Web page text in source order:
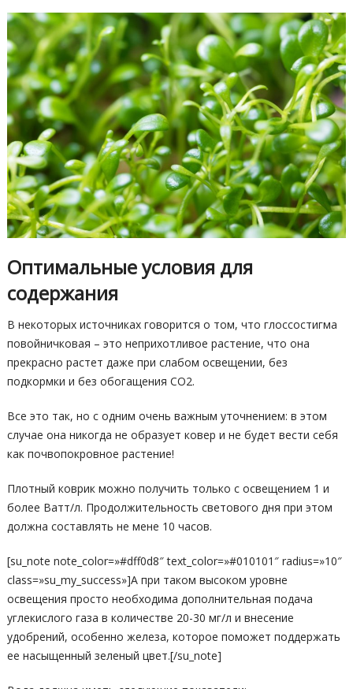
Оптимальные условия для
содержания
В некоторых источниках говорится о том, что глоссостигма
повойничковая – это неприхотливое растение, что она
прекрасно растет даже при слабом освещении, без
подкормки и без обогащения СО2.
Все это так, но с одним очень важным уточнением: в этом
случае она никогда не образует ковер и не будет вести себя
как почвопокровное растение!
Плотный коврик можно получить только с освещением 1 и
более Ватт/л. Продолжительность светового дня при этом
должна составлять не мене 10 часов.
[su_note note_color=»#dff0d8″ text_color=»#010101″ radius=»10″
class=»su_my_success»]А при таком высоком уровне
освещения просто необходима дополнительная подача
углекислого газа в количестве 20-30 мг/л и внесение
удобрений, особенно железа, которое поможет поддержать
ее насыщенный зеленый цвет.[/su_note]